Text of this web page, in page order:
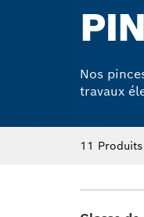
Nos
travaux
11 Produits